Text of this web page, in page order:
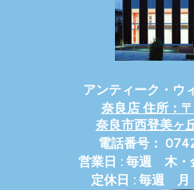
アンティーク・ウ
奈良店 住所：
奈良市西登美ヶ
電話番号：
営業日 : 毎週 木・
定休日 : 毎週 月